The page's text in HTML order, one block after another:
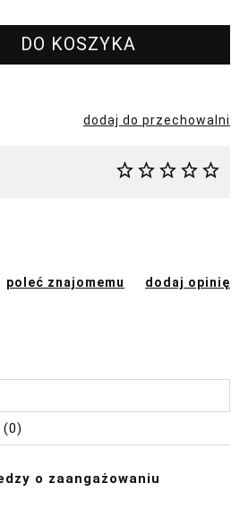
DO KOSZYKA
dodaj do przechowalni
poleć znajomemu dodaj opinię
o zaangażowaniu